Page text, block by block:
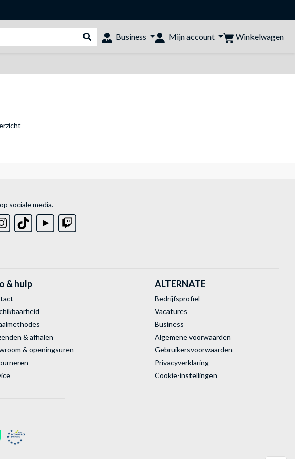
Webshop doorzoeken
Business Mijn account Winkelwagen
sociale media.
& hulp
& afhalen
& openingsuren
ALTERNATE
Bedrijfsprofiel
Vacatures
Business
Algemene voorwaarden
Gebruikersvoorwaarden
Privacyverklaring
Cookie-instellingen